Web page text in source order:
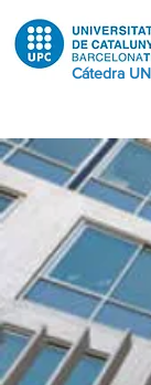
Cátedra